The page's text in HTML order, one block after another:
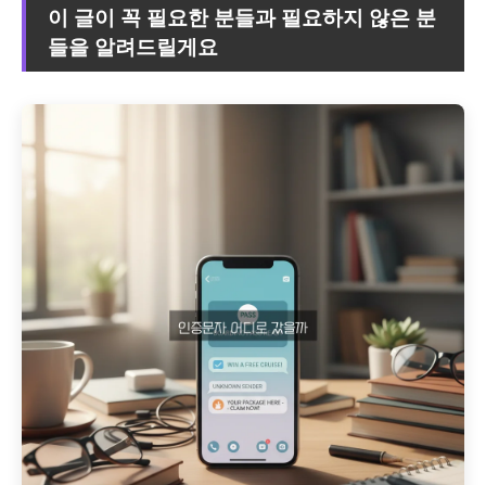
이 글이 꼭 필요한 분들과 필요하지 않은 분
들을 알려드릴게요